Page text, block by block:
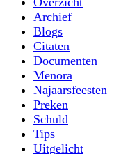
Archief
Blogs
Citaten
Documenten
Menora
Najaarsfeesten
Preken
Schuld
Tips
Uitgelicht